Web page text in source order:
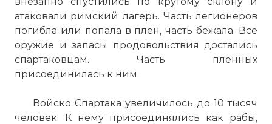
атаковали римский лагерь. Часть легионеров
погибла или попала в плен, часть бежала. Все
оружие и запасы продовольствия достались
спартаковцам. Часть пленных
присоединилась к ним.
Войско Спартака увеличилось до 10 тысяч
человек. К нему присоединялись как рабы,